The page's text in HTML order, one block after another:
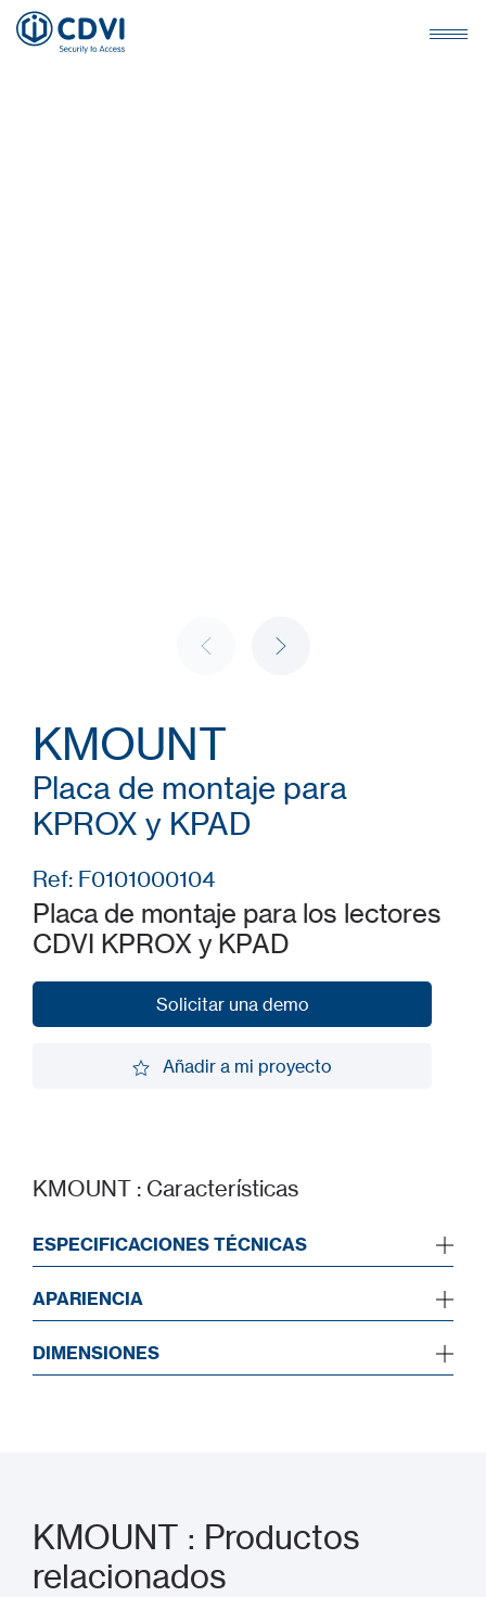
KMOUNT
Placa de montaje para
KPROX y KPAD
Ref: F0101000104
Placa de montaje para los lectores
CDVI KPROX y KPAD
Solicitar una demo
Añadir a mi proyecto
KMOUNT : Características
ESPECIFICACIONES TÉCNICAS
APARIENCIA
DIMENSIONES
KMOUNT : Productos
relacionados